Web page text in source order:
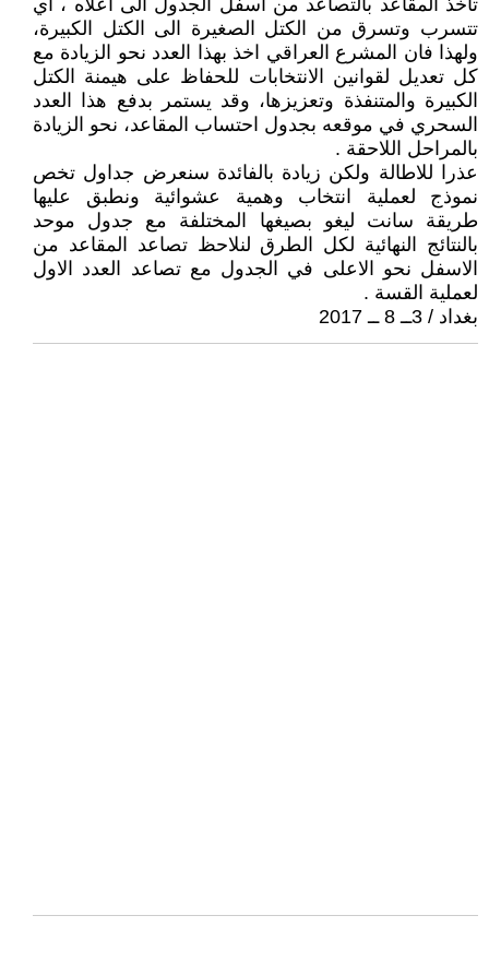
تأخذ المقاعد بالتصاعد من اسفل الجدول الى اعلاه ، اي
تتسرب وتسرق من الكتل الصغيرة الى الكتل الكبيرة،
ولهذا فان المشرع العراقي اخذ بهذا العدد نحو الزيادة مع
كل تعديل لقوانين الانتخابات للحفاظ على هيمنة الكتل
الكبيرة والمتنفذة وتعزيزها، وقد يستمر بدفع هذا العدد
السحري في موقعه بجدول احتساب المقاعد، نحو الزيادة
بالمراحل اللاحقة .
عذرا للاطالة ولكن زيادة بالفائدة سنعرض جداول تخص
نموذج لعملية انتخاب وهمية عشوائية ونطبق عليها
طريقة سانت ليغو بصيغها المختلفة مع جدول موحد
بالنتائج النهائية لكل الطرق لنلاحظ تصاعد المقاعد من
الاسفل نحو الاعلى في الجدول مع تصاعد العدد الاول
لعملية القسة .
بغداد / 3ــ 8 ــ 2017